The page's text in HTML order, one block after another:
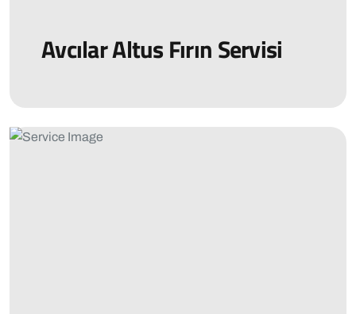
Avcılar Altus Fırın Servisi